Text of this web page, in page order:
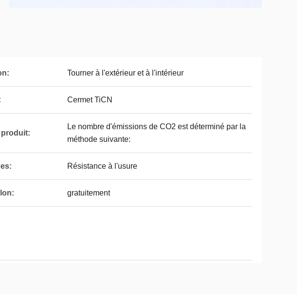
Tourner à l'extérieur et à l'intérieur
Cermet TiCN
produit:
Le nombre d'émissions de CO2 est déterminé par la
méthode suivante:
Résistance à l'usure
gratuitement